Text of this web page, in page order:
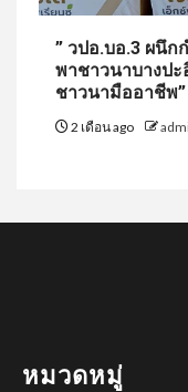
” วปอ.บอ.3 ผนึก
พาชาวนาบางปะ
ชาวนามืออาชีพ”
2 เดือน ago
หมวดหมู่